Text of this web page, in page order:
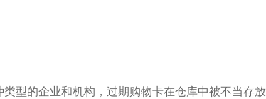
型的企业和机构，过期购物卡在仓库中被不当